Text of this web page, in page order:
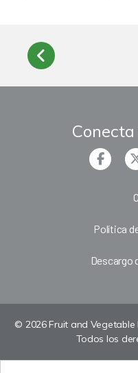
Política
Descargo
© 2026 Fruit and Vegetable
Todos los